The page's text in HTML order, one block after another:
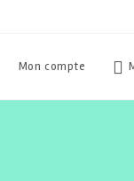
Mon compte